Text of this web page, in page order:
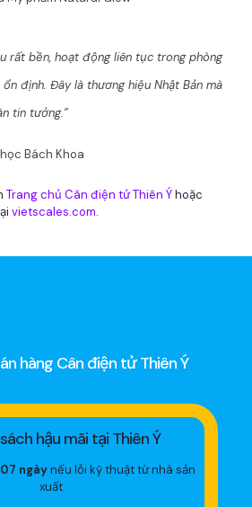
rất bền, hoạt động liên tục trong phòng
định. Đây là thương hiệu Nhật Bản mà
tin tưởng.”
Bách Khoa
Trang chủ Cân điện tử Thiên Ýhoặc
vietscales.com.
hàng Cân điện tử Thiên Ý
hậu mãi tại Thiên Ý
ngàynếu lỗi kỹ thuật từ nhà sản
xuất